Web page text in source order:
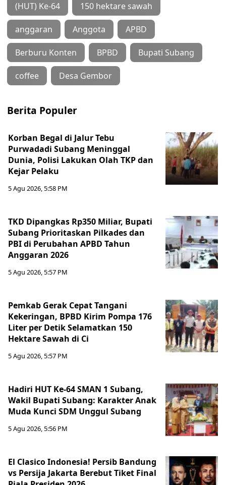
(HUT) Ke-64 150 hektare sawah
anggaran Anggota APBD
Berburu Konten BPBD Bupati Subang
coffee Desa Gembor
Berita Populer
Korban Begal di Jalur Tebu
Purwadadi Subang Meninggal
Dunia, Polisi Lakukan Olah TKP dan
Kejar Pelaku
5 Agu 2026, 5:58 PM
TKD Dipangkas Rp350 Miliar, Bupati
Subang Prioritaskan Pilkades dan
PBI di Perubahan APBD Tahun
Anggaran 2026
5 Agu 2026, 5:57 PM
Pemkab Gerak Cepat Tangani
Kekeringan, BPBD Kirim Pompa 176
Liter per Detik Selamatkan 150
Hektare Sawah di Ci
5 Agu 2026, 5:57 PM
Hadiri HUT Ke-64 SMAN 1 Subang,
Wakil Bupati Subang: Karakter Anak
Muda Kunci SDM Unggul Subang
5 Agu 2026, 5:56 PM
El Clasico Indonesia! Persib Bandung
vs Persija Jakarta Berebut Tiket Final